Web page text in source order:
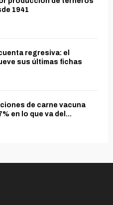
1941
regresiva: el
sus últimas fichas
de carne vacuna
en lo que va del...